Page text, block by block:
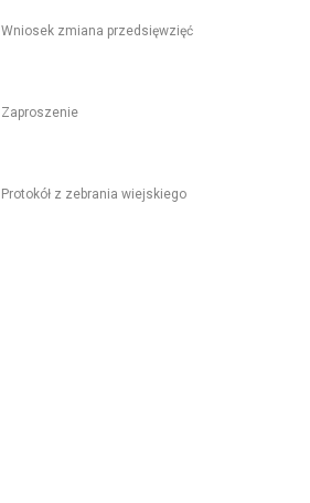
Wniosek zmiana przedsięwzięć
Zaproszenie
Protokół z zebrania wiejskiego